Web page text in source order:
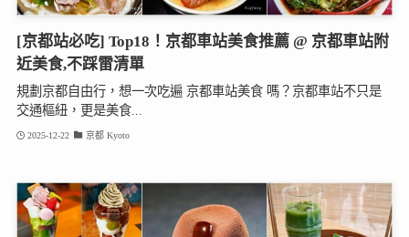
[京都站必吃] Top18！京都車站美食推薦 @ 京都車站附
近美食,不踩雷清單
規劃京都自由行，想一次吃遍 京都車站美食 嗎？京都車站不只是
交通樞紐，更是美食...
2025-12-22 京都 Kyoto